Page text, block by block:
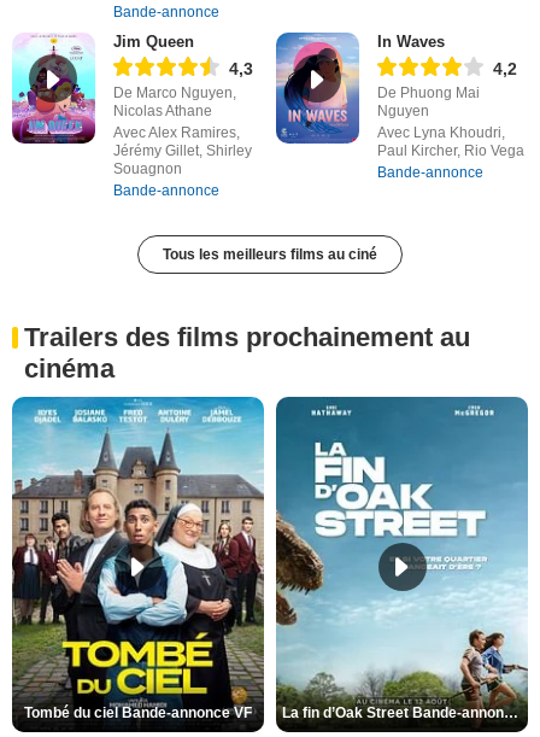
Bande-annonce
Jim Queen
4,3
De Marco Nguyen,
Nicolas Athane
Avec Alex Ramires,
Jérémy Gillet, Shirley
Souagnon
Bande-annonce
In Waves
4,2
De Phuong Mai
Nguyen
Avec Lyna Khoudri,
Paul Kircher, Rio Vega
Bande-annonce
Tous les meilleurs films au ciné
Trailers des films prochainement au
cinéma
Tombé du ciel Bande-annonce VF La fin d’Oak Street Bande-annonce VO STFR